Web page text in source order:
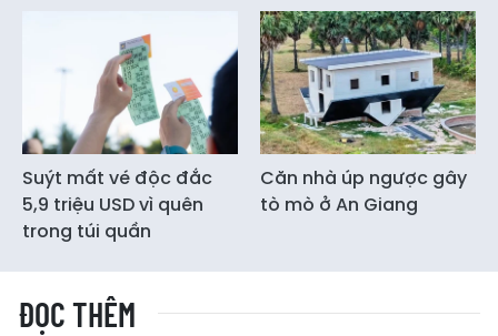
Suýt mất vé độc đắc
5,9 triệu USD vì quên
trong túi quần
Căn nhà úp ngược gây
tò mò ở An Giang
ĐỌC THÊM